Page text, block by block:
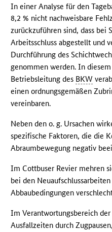
In einer Analyse für den
8,2 % nicht nachweisbare
zurückzuführen sind, dass bei
Arbeitsschluss abgestellt und
Durchführung des
genommen werden. In
Betriebsleitung des BKW
einen ordnungsgemäßen
vereinbaren.
Neben den o. g. Ursachen
spezifische Faktoren, die die
Abraumbewegung negativ
Im Cottbuser Revier mehren
bei den
Abbaubedingungen
Im Verantwortungsbereich
Ausfallzeiten durch